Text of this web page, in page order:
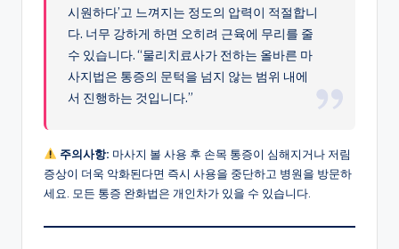
시원하다’고 느껴지는 정도의 압력이 적절합니
다. 너무 강하게 하면 오히려 근육에 무리를 줄
수 있습니다. “물리치료사가 전하는 올바른 마
사지법은 통증의 문턱을 넘지 않는 범위 내에
서 진행하는 것입니다.”
주의사항: 마사지 볼 사용 후 손목 통증이 심해지거나 저림
증상이 더욱 악화된다면 즉시 사용을 중단하고 병원을 방문하
세요. 모든 통증 완화법은 개인차가 있을 수 있습니다.